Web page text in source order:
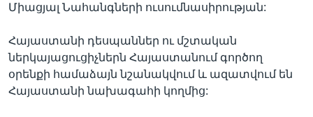
Միացյալ Նահանգների ուսումնասիրության:
Հայաստանի դեսպաններ ու մշտական
ներկայացուցիչներն Հայաստանում գործող
օրենքի համաձայն նշանակվում և ազատվում են
Հայաստանի նախագահի կողմից: